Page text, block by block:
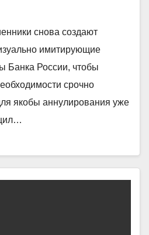
снова создают
имитирующие
Банка России, чтобы
срочно
якобы аннулирования уже